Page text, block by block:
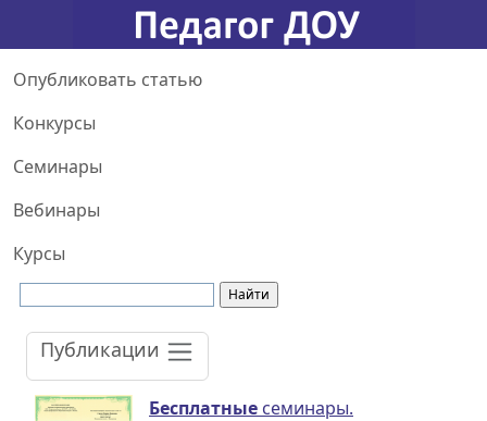
Опубликовать статью
Конкурсы
Семинары
Вебинары
Курсы
Публикации
Бесплатные семинары.